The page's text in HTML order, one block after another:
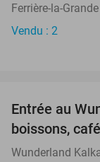
Ferrière-la-Grande
Vendu : 2
Entrée au
boissons,
Wunderland